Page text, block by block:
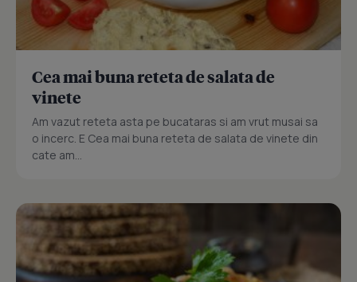
Cea mai buna reteta de salata de
vinete
Am vazut reteta asta pe bucataras si am vrut musai sa
o incerc. E Cea mai buna reteta de salata de vinete din
cate am...